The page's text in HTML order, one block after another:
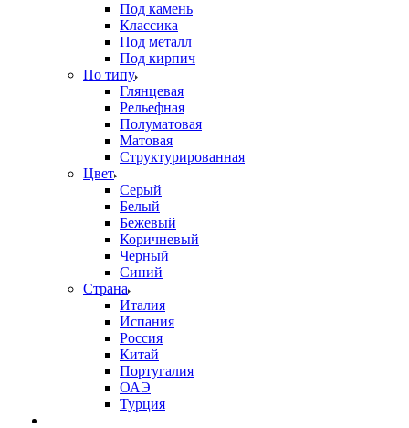
Под камень
Классика
Под металл
Под кирпич
По типу
Глянцевая
Рельефная
Полуматовая
Матовая
Структурированная
Цвет
Серый
Белый
Бежевый
Коричневый
Черный
Синий
Страна
Италия
Испания
Россия
Китай
Португалия
ОАЭ
Турция